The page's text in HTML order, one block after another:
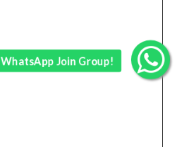
WhatsApp Join Group!